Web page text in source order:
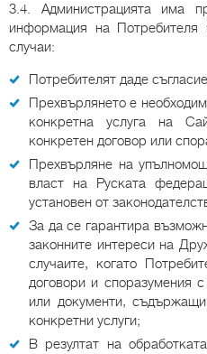
3.4. Администрацията има
информация на
случаи:
Потребителят даде
Прехвърлянето е
конкретна услуга на
конкретен договор или
Прехвърляне на
власт на Руската
установен от
За да се гарантира
законните интереси на
случаите, когато
договори и споразумения
или документи,
конкретни услуги;
В резултат на